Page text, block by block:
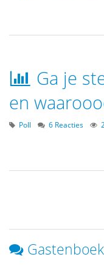
Ga je
en
Poll 6 Reacties